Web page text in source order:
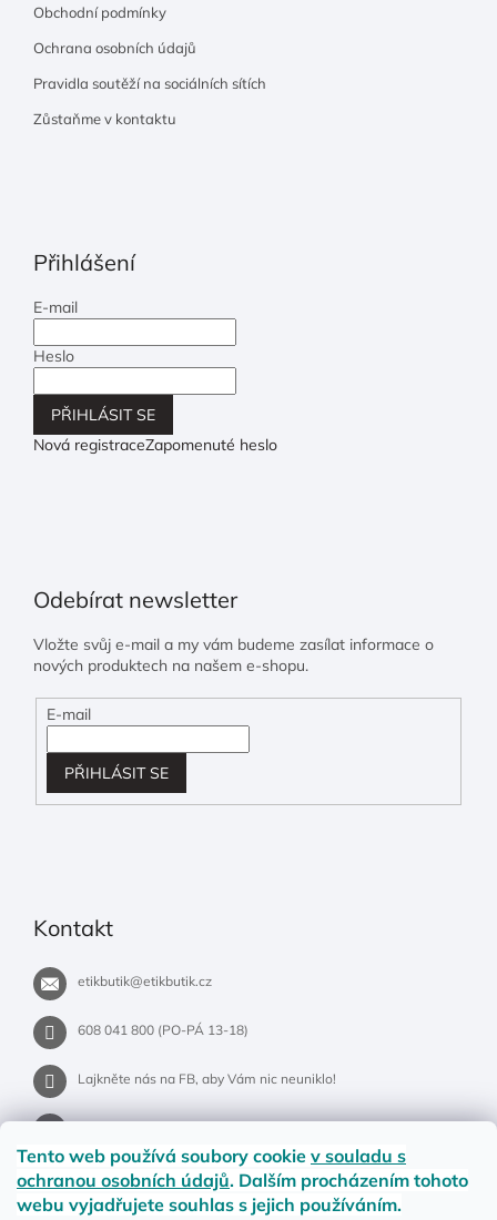
Tento web používá soubory cookie v souladu s
ochranou osobních údajů. Dalším procházením tohoto
webu vyjadřujete souhlas s jejich používáním.
Obchodní podmínky
Ochrana osobních údajů
Pravidla soutěží na sociálních sítích
Zůstaňme v kontaktu
Přihlášení
E-mail
Heslo
PŘIHLÁSIT SE
Nová registraceZapomenuté heslo
Odebírat newsletter
Vložte svůj e-mail a my vám budeme zasílat informace o
nových produktech na našem e-shopu.
E-mail
PŘIHLÁSIT SE
Kontakt
etikbutik@etikbutik.cz
608 041 800 (PO-PÁ 13-18)
Lajkněte nás na FB, aby Vám nic neuniklo!